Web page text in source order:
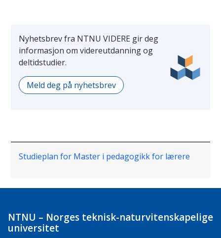
Nyhetsbrev fra NTNU VIDERE gir deg
informasjon om videreutdanning og
deltidstudier.
Meld deg på nyhetsbrev
Studieplan for Master i pedagogikk for lærere
NTNU – Norges teknisk-naturvitenskapelige
universitet